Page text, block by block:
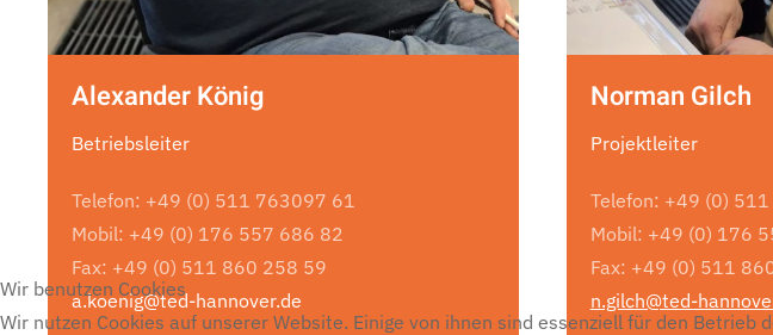
Alexander König
Betriebsleiter
Telefon: +49 (0) 511 763097 61
Mobil: +49 (0) 176 557 686 82
Fax: +49 (0) 511 860 258 59
a.koenig@ted-hannover.de
Norman Gilch
Projektleiter
Telefon: +49 (0)
Mobil: +49 (0) 176
Fax: +49 (0) 511
n.gilch@ted-
Wir benutzen Cookies
Wir nutzen Cookies auf unserer Website. Einige von ihnen sind essenziell für den